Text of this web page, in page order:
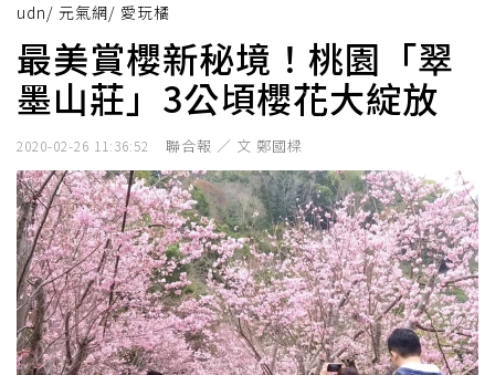
udn/ 元氣網/ 愛玩橘
最美賞櫻新秘境！桃園「翠
墨山莊」3公頃櫻花大綻放
2020-02-26 11:36:52 聯合報 ／ 文 鄭國樑